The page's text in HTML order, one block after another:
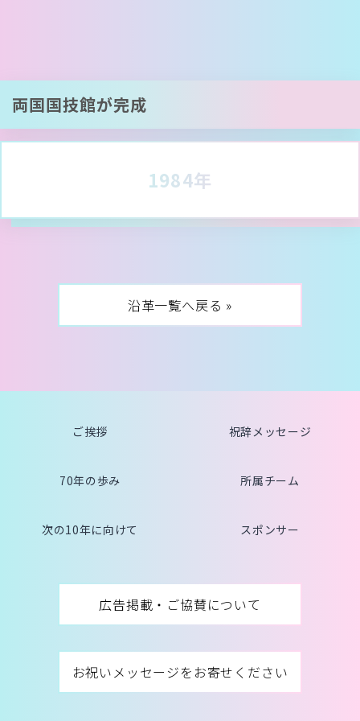
両国国技館が完成
1984年
沿革一覧へ戻る »
ご挨拶 祝辞メッセージ
70年の歩み 所属チーム
次の10年に向けて スポンサー
広告掲載・ご協賛について
お祝いメッセージをお寄せください